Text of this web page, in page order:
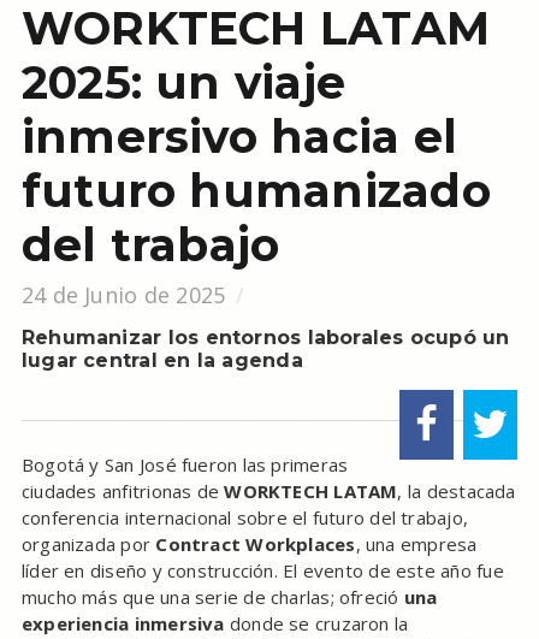
WORKTECH LATAM
2025: un viaje
inmersivo hacia el
futuro humanizado
del trabajo
24 de Junio de 2025
Rehumanizar los entornos laborales ocupó un
lugar central en la agenda
Bogotá y San José fueron las primeras
ciudades anfitrionas deWORKTECH LATAM, la destacada
conferencia internacional sobre el futuro del trabajo,
organizada por Contract Workplaces, una empresa
líder en diseño y construcción. El evento de este año fue
mucho más que una serie de charlas; ofreció una
experiencia inmersiva donde se cruzaron la